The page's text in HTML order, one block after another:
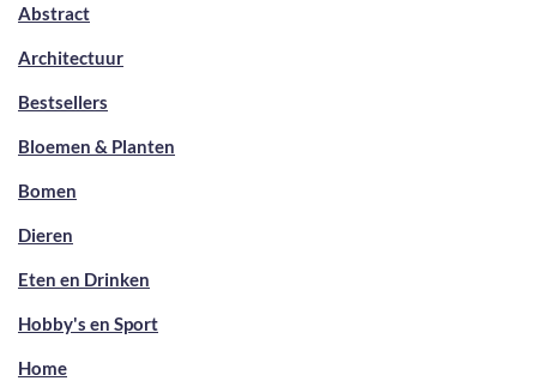
Abstract
Architectuur
Bestsellers
Bloemen & Planten
Bomen
Dieren
Eten en Drinken
Hobby's en Sport
Home